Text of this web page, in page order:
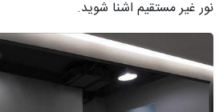
نور غیر مستقیم اشنا شوید.